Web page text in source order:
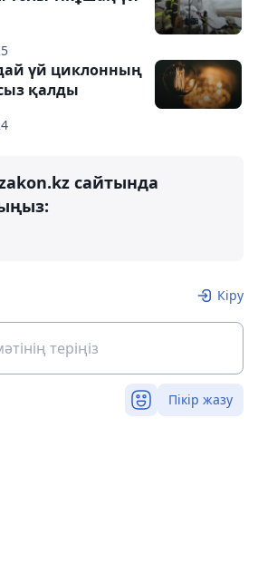
үй циклонның
қалды
сайтында
Кіру
Пікір жазу